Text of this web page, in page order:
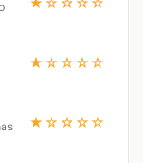
★☆☆☆☆
★☆☆☆☆
★☆☆☆☆